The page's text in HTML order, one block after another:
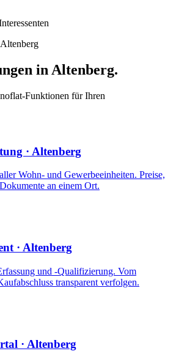
in Altenberg.
Funktionen für Ihren
· Altenberg
Wohn- und Gewerbeeinheiten. Preise,
an einem Ort.
· Altenberg
und -Qualifizierung. Vom
transparent verfolgen.
· Altenberg